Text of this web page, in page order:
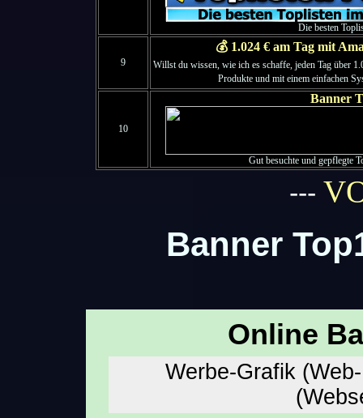
Die besten
9
💰 1.024 € am Tag mit
Willst du wissen, wie ich es schaffe, jeden Tag über
Produkte und mit einem einfachen
10
Banner
Gut besuchte und gepflegte
---
Banner
Online
Werbe-Grafik